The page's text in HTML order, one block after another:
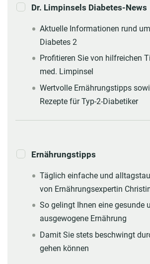
Dr. Limpinsels Diabetes-News
Aktuelle Informationen rund
Diabetes 2
Profitieren Sie von hilfreichen
med. Limpinsel
Wertvolle Ernährungstipps
Rezepte für Typ-2-Diabetiker
Ernährungstipps
Täglich einfache und
von Ernährungsexpertin
So gelingt Ihnen eine gesunde
ausgewogene Ernährung
Damit Sie stets beschwingt
gehen können